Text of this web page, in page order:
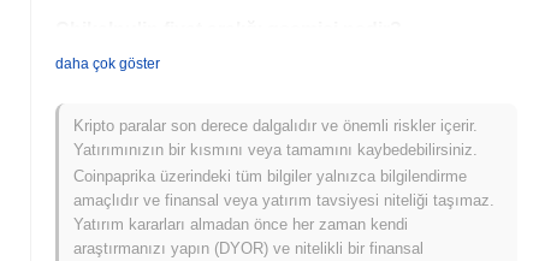
Tüm Zamanların En Yüksek Değeri (ATH):
ChikaInu şu anda ATH'sinin ~5.98%altında işlem görüyor .
ChikaInu, daha geniş kripto piyasasıyla
karşılaştırıldığında nasıl performans gösteriyor?
Son 7 günde ChikaInu 0.00%kazandı, genel kripto piyasasından
daha çok göster
Kripto paralar son derece dalgalıdır ve önemli riskler içerir.
Yatırımınızın bir kısmını veya tamamını kaybedebilirsiniz.
Coinpaprika üzerindeki tüm bilgiler yalnızca bilgilendirme
amaçlıdır ve finansal veya yatırım tavsiyesi niteliği taşımaz.
Yatırım kararları almadan önce her zaman kendi
araştırmanızı yapın (DYOR) ve nitelikli bir finansal